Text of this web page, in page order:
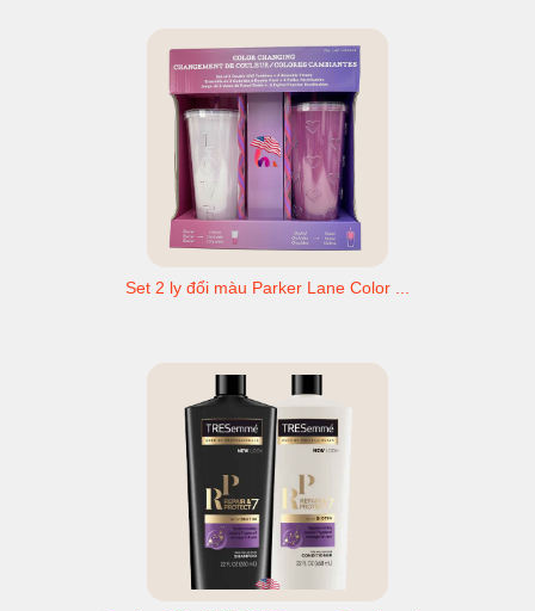
Set 2 ly đổi màu Parker Lane Color ...